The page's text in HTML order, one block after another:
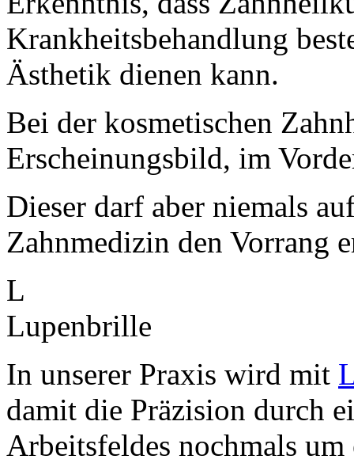
Krankheitsbehandlung
Ästhetik dienen kann.
Bei der kosmetischen
Erscheinungsbild, im
Dieser darf aber niemals
Zahnmedizin den Vorrang
L
Lupenbrille
In unserer Praxis wird mit
damit die Präzision durch
Arbeitsfeldes nochmals